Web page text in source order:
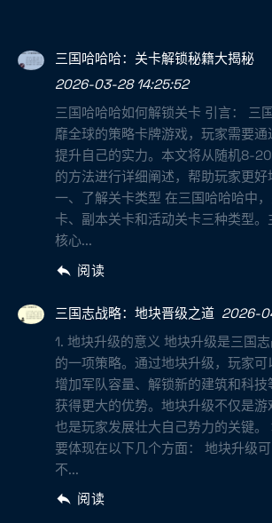
三国哈哈哈：关卡解锁秘籍大揭秘
2026-03-28 14:25:52
三国哈哈哈如何解锁关卡 引言： 三
靡全球的策略卡牌游戏，玩家需要
提升自己的实力。本文将从随机8-
的方法进行详细阐述，帮助玩家更好
一、了解关卡类型 在三国哈哈哈中
卡、副本关卡和活动关卡三种类型
核心...
阅读
三国志战略：地块晋级之道 2026-
1. 地块升级的意义 地块升级是三国
的一项策略。通过地块升级，玩家可
增加军队容量、解锁新的建筑和科
获得更大的优势。地块升级不仅是游
也是玩家发展壮大自己势力的关键
要体现在以下几个方面： 地块升级可
不...
阅读